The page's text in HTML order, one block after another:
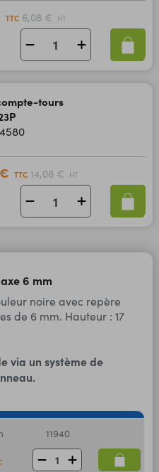
TTC 6,08 € HT
tours
TTC 14,08 € HT
6 mm
noire avec repère
de 6 mm. Hauteur : 17
via un système de
11940